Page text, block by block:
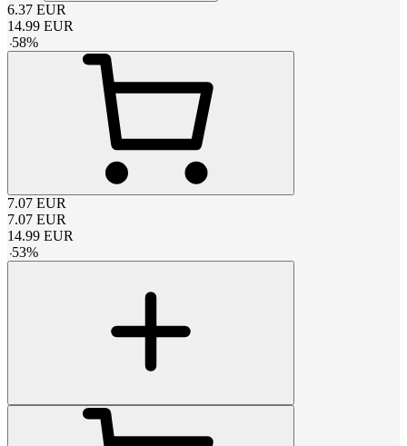
6.37 EUR
14.99 EUR
-58%
7.07 EUR
7.07 EUR
14.99 EUR
-53%